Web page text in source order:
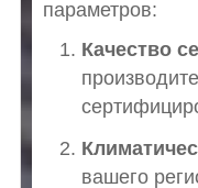
параметров:
Качество
вашего